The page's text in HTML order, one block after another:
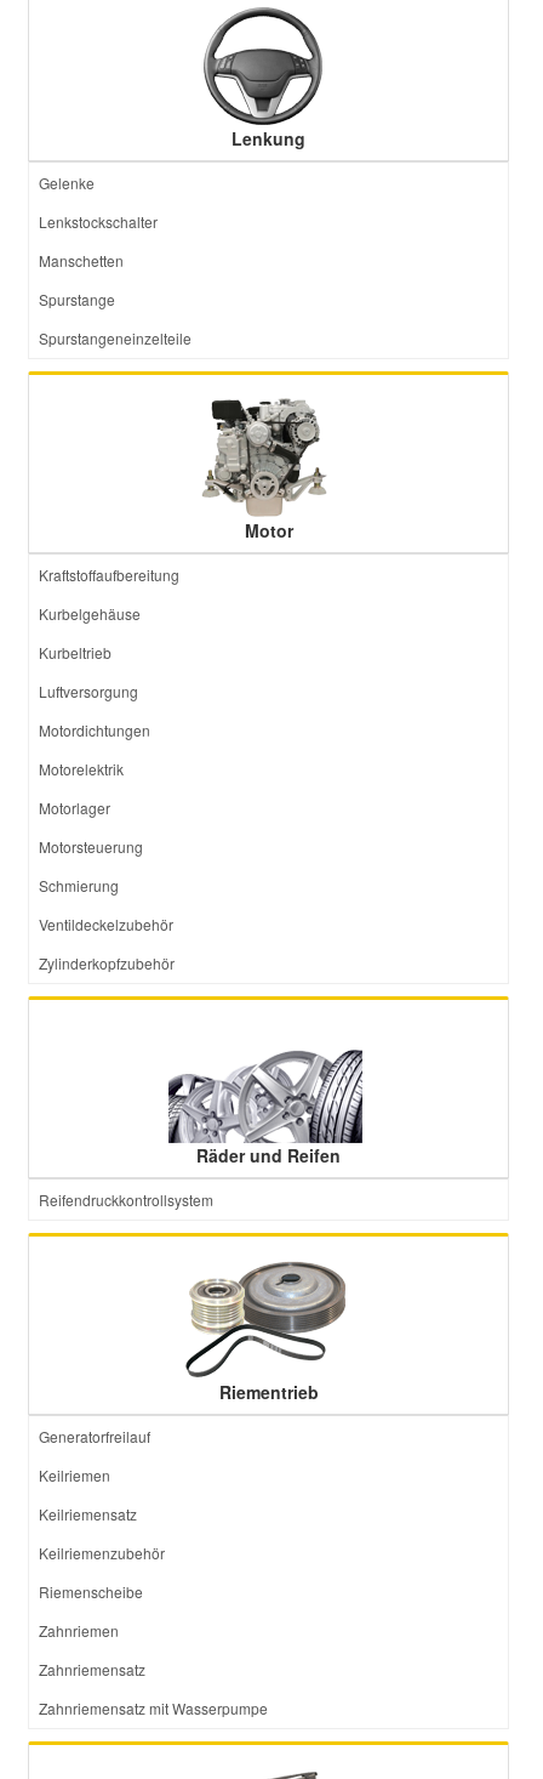
Lenkung
Gelenke
Lenkstockschalter
Manschetten
Spurstange
Spurstangeneinzelteile
Motor
Kraftstoffaufbereitung
Kurbelgehäuse
Kurbeltrieb
Luftversorgung
Motordichtungen
Motorelektrik
Motorlager
Motorsteuerung
Schmierung
Ventildeckelzubehör
Zylinderkopfzubehör
Räder und Reifen
Reifendruckkontrollsystem
Riementrieb
Generatorfreilauf
Keilriemen
Keilriemensatz
Keilriemenzubehör
Riemenscheibe
Zahnriemen
Zahnriemensatz
Zahnriemensatz mit Wasserpumpe